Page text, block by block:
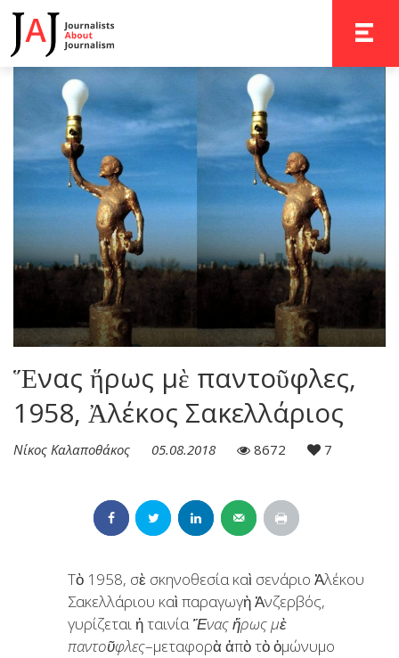
Ἕνας ἥρως μὲ παντοῦφλες,
1958, Ἀλέκος Σακελλάριος
Νίκος Καλαποθάκος 05.08.2018 8672 7
Τὸ 1958, σὲ σκηνοθεσία καὶ σενάριο Ἀλέκου
Σακελλάριου καὶ παραγωγὴ Ἀνζερβός,
γυρίζεται ἡ ταινίαἝνας ἥρως μὲ
παντοῦφλες–μεταφορὰ ἀπὸ τὸ ὁμώνυμο